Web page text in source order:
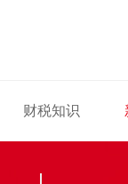
财税知识